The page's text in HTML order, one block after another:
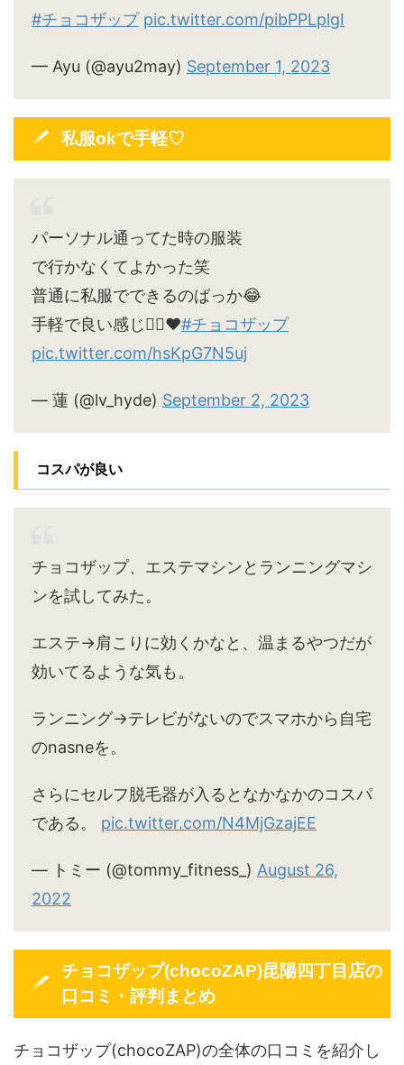
#チョコザップ pic.twitter.com/pibPPLplgI
— Ayu (@ayu2may) September 1, 2023
私服okで手軽♡
パーソナル通ってた時の服装
で行かなくてよかった笑
普通に私服でできるのばっか😂
手軽で良い感じ🙆‍♀️♥#チョコザップ
pic.twitter.com/hsKpG7N5uj
— 蓮 (@lv_hyde) September 2, 2023
コスパが良い
チョコザップ、エステマシンとランニングマシ
ンを試してみた。
エステ→肩こりに効くかなと、温まるやつだが
効いてるような気も。
ランニング→テレビがないのでスマホから自宅
のnasneを。
さらにセルフ脱毛器が入るとなかなかのコスパ
である。 pic.twitter.com/N4MjGzajEE
— トミー (@tommy_fitness_) August 26,
2022
チョコザップ(chocoZAP)昆陽四丁目店の
口コミ・評判まとめ
チョコザップ(chocoZAP)の全体の口コミを紹介し